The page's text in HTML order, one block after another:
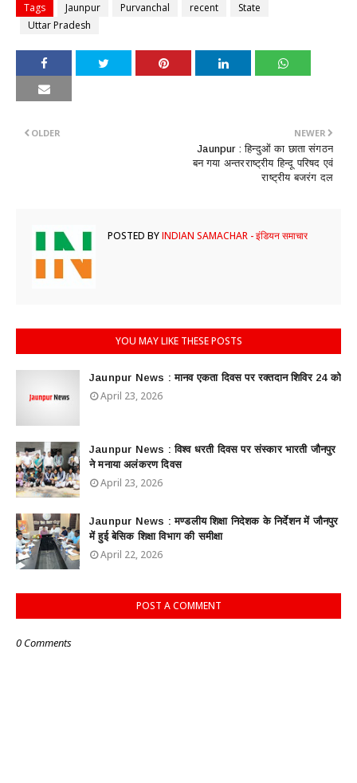
Tags Jaunpur Purvanchal recent
State
Uttar Pradesh
NEWER
Jaunpur : हिन्दुओं का छाता संगठन
बन गया अन्तरराष्ट्रीय हिन्दू परिषद एवं
राष्ट्रीय बजरंग दल
OLDER
POSTED BYINDIAN SAMACHAR - इंडियन समाचार
YOU MAY LIKE THESE POSTS
Jaunpur News : ​मानव एकता दिवस पर रक्तदान शिविर 24 को
April 23, 2026
Jaunpur News : विश्व धरती दिवस पर संस्कार भारती जौनपुर
ने मनाया अलंकरण दिवस
April 23, 2026
Jaunpur News : ​मण्डलीय शिक्षा निदेशक के निर्देशन में जौनपुर
में हुई बेसिक शिक्षा विभाग की समीक्षा
April 22, 2026
POST A COMMENT
0 Comments